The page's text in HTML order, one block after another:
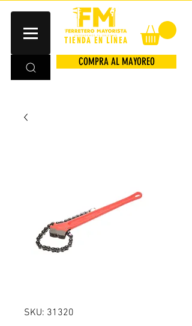
TIENDA EN LÍNEA
COMPRA AL MAYOREO
SKU: 31320